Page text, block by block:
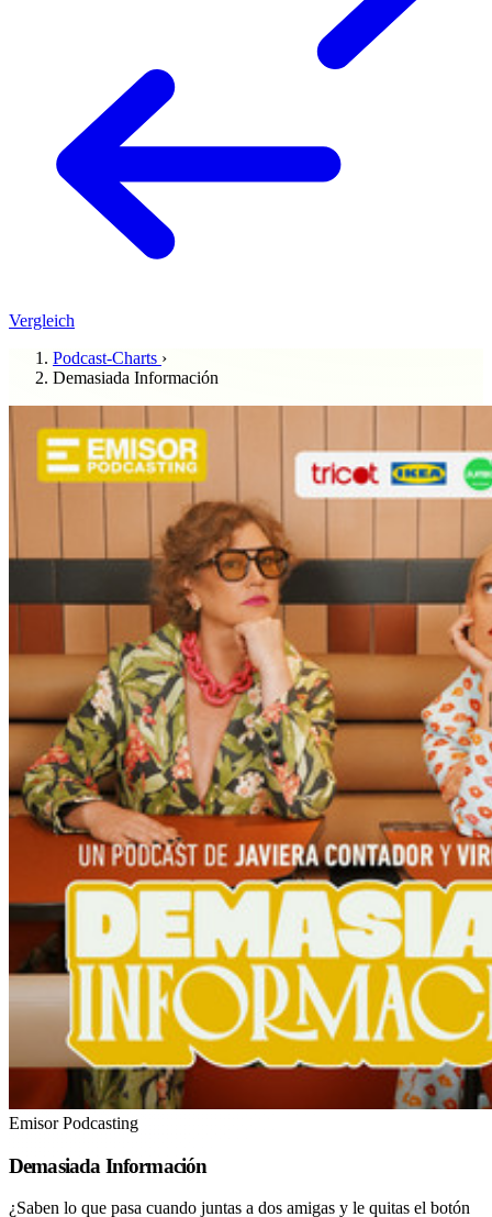
Vergleich
Podcast-Charts ›
Demasiada Información
Emisor Podcasting
Demasiada Información
¿Saben lo que pasa cuando juntas a dos amigas y le quitas el botón